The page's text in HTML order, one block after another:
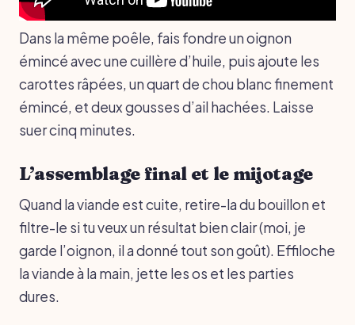
Dans la même poêle, fais fondre un oignon
émincé avec une cuillère d’huile, puis ajoute les
carottes râpées, un quart de chou blanc finement
émincé, et deux gousses d’ail hachées. Laisse
suer cinq minutes.
L’assemblage final et le mijotage
Quand la viande est cuite, retire-la du bouillon et
filtre-le si tu veux un résultat bien clair (moi, je
garde l’oignon, il a donné tout son goût). Effiloche
la viande à la main, jette les os et les parties
dures.